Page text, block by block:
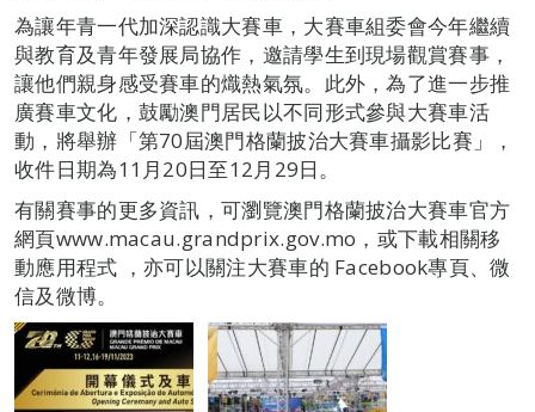
為讓年青一代加深認識大賽車，大賽車組委會今年繼續
與教育及青年發展局協作，邀請學生到現場觀賞賽事，
讓他們親身感受賽車的熾熱氣氛。此外，為了進一步推
廣賽車文化，鼓勵澳門居民以不同形式參與大賽車活
動，將舉辦「第70屆澳門格蘭披治大賽車攝影比賽」，
收件日期為11月20日至12月29日。
有關賽事的更多資訊，可瀏覽澳門格蘭披治大賽車官方
網頁www.macau.grandprix.gov.mo，或下載相關移
動應用程式 ，亦可以關注大賽車的 Facebook專頁、微
信及微博。